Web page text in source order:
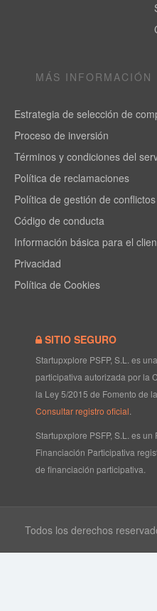
MÁS INFORMACIÓN
Estrategia de selección de
Proceso de inversión
Términos y condiciones del
Política de reclamaciones
Política de gestión de
Código de conducta
Información básica para el
Privacidad
Política de Cookies
SITIO SEGURO
Startupxplore PSFP, S.L. es
participativa autorizada por la
la Ley 5/2015 de Fomento de
Consultar registro oficial
Startupxplore PSFP, S.L. es
Financiación Participativa
de financiación participativa.
Todos los derechos